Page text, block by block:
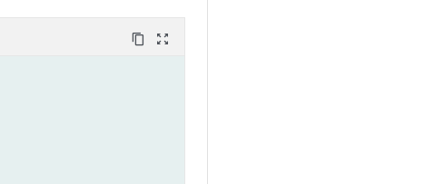
content_copy zoom_out_map